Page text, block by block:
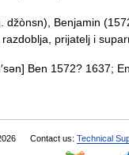
Benjamin
prijatelj i
Ben 1572? 1637;
Contact us: Technical